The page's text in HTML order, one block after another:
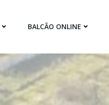
BALCÃO ONLINE